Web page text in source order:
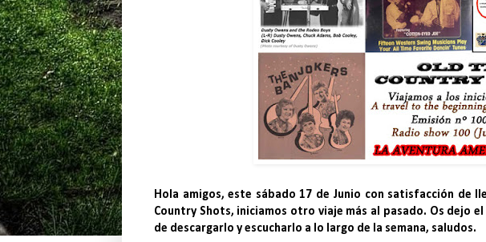
Hola amigos, este sábado 17 de Junio con satisfacción de
Country Shots, iniciamos otro viaje más al pasado. Os dejo
de descargarlo y escucharlo a lo largo de la semana, saludos.